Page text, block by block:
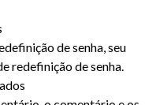
nosso site, utilize os
de senha, seu
redefinição de senha.